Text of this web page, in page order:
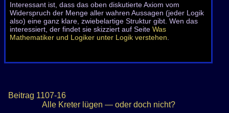
Interessant ist, dass das oben diskutierte Axiom vom
Widerspruch der Menge aller wahren Aussagen (jeder Logik
also) eine ganz klare, zwiebelartige Struktur gibt. Wen das
interessiert, der findet sie skizziert auf Seite Was
Mathematiker und Logiker unter Logik verstehen.
Beitrag 1107-16
Alle Kreter lügen — oder doch nicht?